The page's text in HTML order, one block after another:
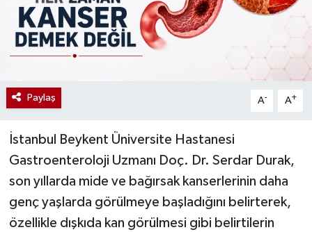
Paylaş A- A+
İstanbul Beykent Üniversite Hastanesi
Gastroenteroloji Uzmanı Doç. Dr. Serdar Durak,
son yıllarda mide ve bağırsak kanserlerinin daha
genç yaşlarda görülmeye başladığını belirterek,
özellikle dışkıda kan görülmesi gibi belirtilerin